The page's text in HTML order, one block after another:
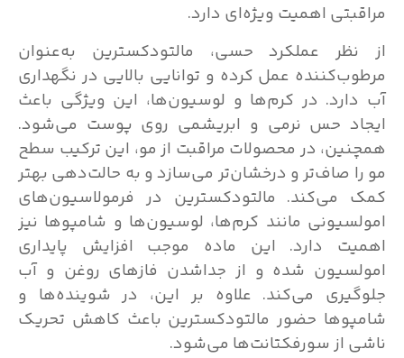
مراقبتی اهمیت ویژه‌ای دارد.
از نظر عملکرد حسی، مالتودکسترین به‌عنوان
مرطوب‌کننده عمل کرده و توانایی بالایی در نگهداری
آب دارد. در کرم‌ها و لوسیون‌ها، این ویژگی باعث
ایجاد حس نرمی و ابریشمی روی پوست می‌شود.
همچنین، در محصولات مراقبت از مو، این ترکیب سطح
مو را صاف‌تر و درخشان‌تر می‌سازد و به حالت‌دهی بهتر
کمک می‌کند. مالتودکسترین در فرمولاسیون‌های
امولسیونی مانند کرم‌ها، لوسیون‌ها و شامپوها نیز
اهمیت دارد. این ماده موجب افزایش پایداری
امولسیون شده و از جداشدن فازهای روغن و آب
جلوگیری می‌کند. علاوه بر این، در شوینده‌ها و
شامپوها حضور مالتودکسترین باعث کاهش تحریک
ناشی از سورفکتانت‌ها می‌شود.